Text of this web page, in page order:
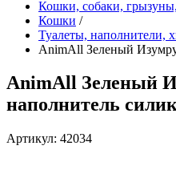
Кошки, собаки,
Кошки /
Туалеты, наполнители,
AnimAll Зеленый
AnimAll Зеленый
наполнитель
Артикул: 42034